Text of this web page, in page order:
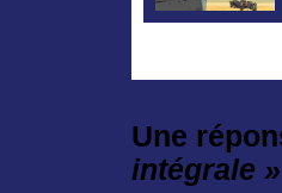
Une
intégrale